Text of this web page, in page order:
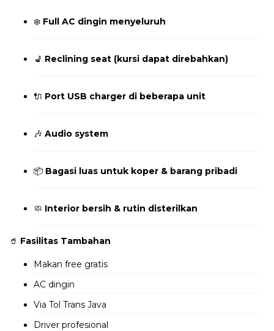
❄️ Full AC dingin menyeluruh
💺 Reclining seat (kursi dapat direbahkan)
🔌 Port USB charger di beberapa unit
🎶 Audio system
📦 Bagasi luas untuk koper & barang pribadi
🧼 Interior bersih & rutin disterilkan
🥤 Fasilitas Tambahan
Makan free gratis
AC dingin
Via Tol Trans Java
Driver profesional